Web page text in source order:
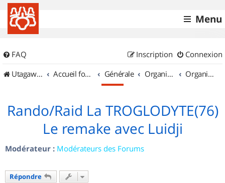
Menu
FAQ Connexion
Inscription
UtagawaVTT (Randos VTT et VTTAE avec traces GPS)
Accueil forum Générale Organisation de sorties & Recherche de partenaires Organisation de sorties en région Haute Normandie
Rando/Raid La TROGLODYTE(76)
Le remake avec Luidji
Modérateur : Modérateurs des Forums
Répondre